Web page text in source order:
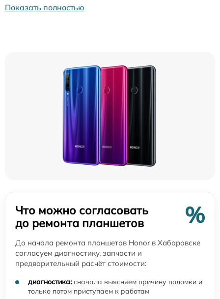
Показать полностью
Что можно согласовать
до ремонта планшетов
%
До начала ремонта планшетов Honor в Хабаровске
согласуем диагностику, запчасти и
предварительный расчёт стоимости:
диагностика: сначала выясняем причину поломки и
только потом приступаем к работам